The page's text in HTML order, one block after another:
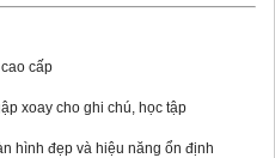
cấp
xoay cho ghi chú, học tập
hình đẹp và hiệu năng ổn định